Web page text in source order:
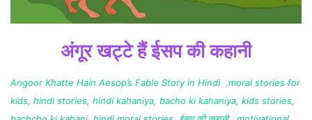
अंगूर खट्टे हैं ईसप की कहानी
Angoor Khatte Hain Aesop’s Fable Story in Hindi ,moral stories for
kids, hindi stories, hindi kahaniya, bacho ki kahaniya, kids stories,